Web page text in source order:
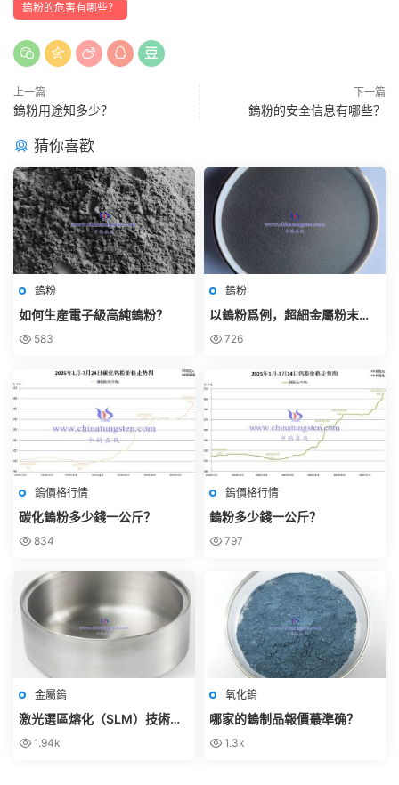
鎢粉的危害有哪些？
上一篇
鎢粉用途知多少？
下一篇
鎢粉的安全信息有哪些？
猜你喜歡
鎢粉
如何生産電子級高純鎢粉？
583
鎢粉
以鎢粉爲例，超細金屬粉末的
制備技術有哪些？
726
鎢價格行情
碳化鎢粉多少錢一公斤？
834
鎢價格行情
鎢粉多少錢一公斤？
797
金屬鎢
激光選區熔化（SLM）技術是
什麽？
1.94k
氧化鎢
哪家的鎢制品報價蕞準确？
1.3k